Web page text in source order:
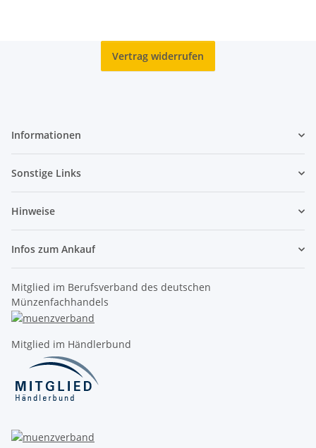
Vertrag widerrufen
Informationen
Sonstige Links
Hinweise
Infos zum Ankauf
Mitglied im Berufsverband des deutschen
Münzenfachhandels
Mitglied im Händlerbund